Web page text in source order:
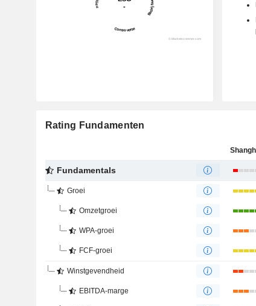
Rating Fundamenten
Fundamentals
Groei
Omzetgroei
WPA-groei
FCF-groei
Winstgevendheid
EBITDA-marge